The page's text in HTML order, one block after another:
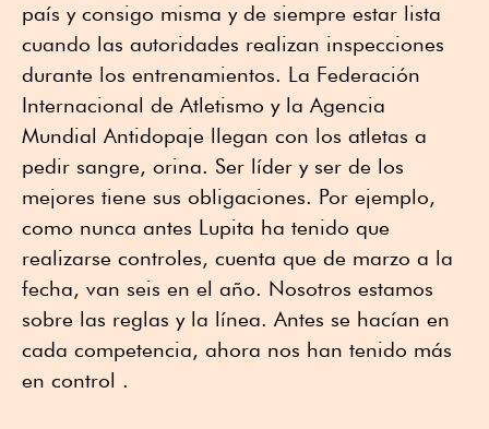
país y consigo misma y de siempre estar lista
cuando las autoridades realizan inspecciones
durante los entrenamientos. La Federación
Internacional de Atletismo y la Agencia
Mundial Antidopaje llegan con los atletas a
pedir sangre, orina. Ser líder y ser de los
mejores tiene sus obligaciones. Por ejemplo,
como nunca antes Lupita ha tenido que
realizarse controles, cuenta que de marzo a la
fecha, van seis en el año. Nosotros estamos
sobre las reglas y la línea. Antes se hacían en
cada competencia, ahora nos han tenido más
en control .